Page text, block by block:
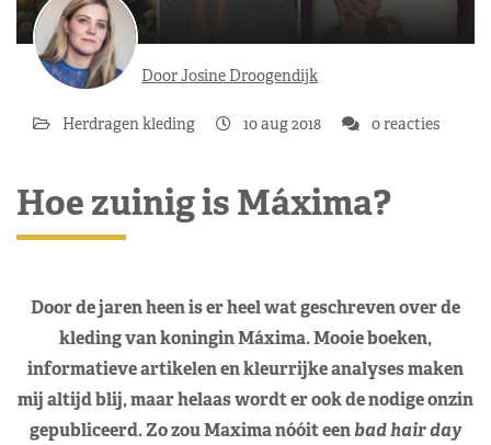
Door Josine Droogendijk
Herdragen kleding 10 aug 2018 0 reacties
Hoe zuinig is Máxima?
Door de jaren heen is er heel wat geschreven over de
kleding van koningin Máxima. Mooie boeken,
informatieve artikelen en kleurrijke analyses maken
mij altijd blij, maar helaas wordt er ook de nodige onzin
gepubliceerd. Zo zou Maxima nóóit eenbad hair day